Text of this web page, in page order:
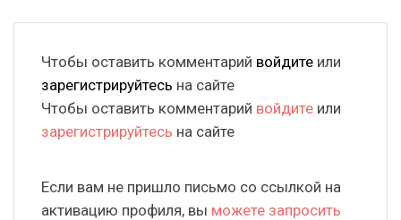
Чтобы оставить комментарий войдите или
зарегистрируйтесь на сайте
Чтобы оставить комментарий войдите или
зарегистрируйтесь на сайте
Если вам не пришло письмо со ссылкой на
активацию профиля, вы можете запросить